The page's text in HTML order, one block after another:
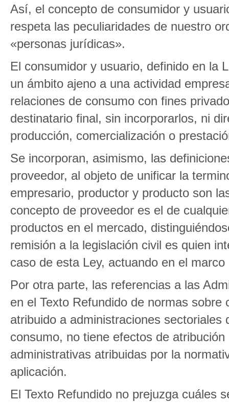
Así, el concepto de consumidor y
respeta las peculiaridades de nuestro
«personas jurídicas».
El consumidor y usuario, definido en la
un ámbito ajeno a una actividad
relaciones de consumo con fines
destinatario final, sin incorporarlos, ni
producción, comercialización o
Se incorporan, asimismo, las
proveedor, al objeto de unificar la
empresario, productor y producto son
concepto de proveedor es el de
productos en el mercado,
remisión a la legislación civil es quien
caso de esta Ley, actuando en el
Por otra parte, las referencias a las
en el Texto Refundido de normas
atribuido a administraciones
consumo, no tiene efectos de
administrativas atribuidas por la
aplicación.
El Texto Refundido no prejuzga cuáles